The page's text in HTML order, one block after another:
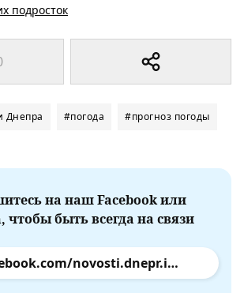
подросток
Днепра #погода #прогноз погоды
на наш Facebook или
чтобы быть всегда на связи
facebook.com/novosti.dnepr.info